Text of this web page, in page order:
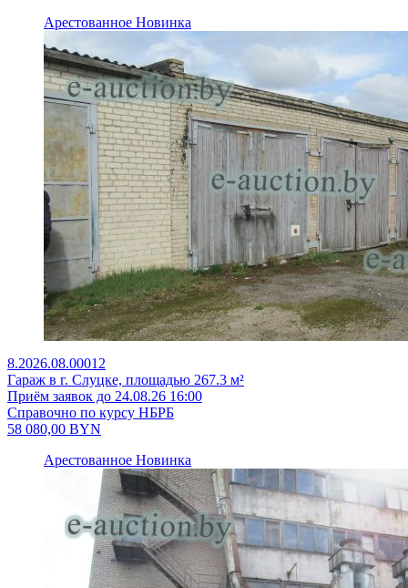
Арестованное Новинка
8.2026.08.00012
Гараж в г. Слуцке, площадью 267.3 м²
Приём заявок до 24.08.26 16:00
Справочно по курсу НБРБ
58 080,00 BYN
Арестованное Новинка